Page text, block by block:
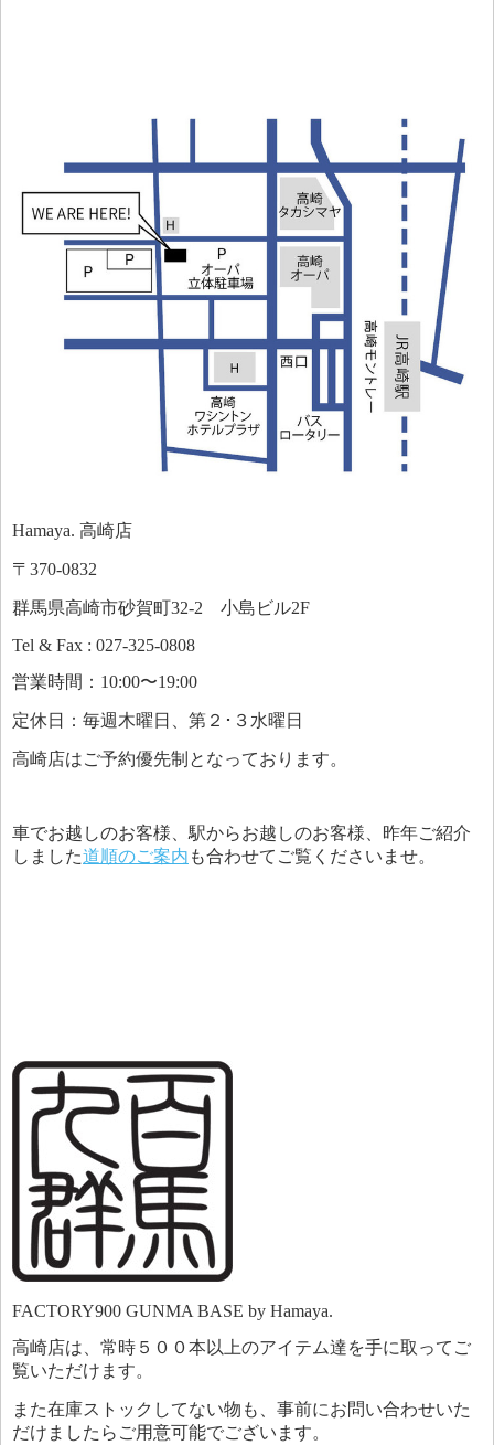
Hamaya. 高崎店
〒370-0832
群馬県高崎市砂賀町32-2 小島ビル2F
Tel & Fax : 027-325-0808
営業時間：10:00〜19:00
定休日：毎週木曜日、第２･３水曜日
高崎店はご予約優先制となっております。
車でお越しのお客様、駅からお越しのお客様、昨年ご紹介
しました道順のご案内 も合わせてご覧くださいませ。
FACTORY900 GUNMA BASE by Hamaya.
高崎店は、常時５００本以上のアイテム達を手に取ってご
覧いただけます。
また在庫ストックしてない物も、事前にお問い合わせいた
だけましたらご用意可能でございます。